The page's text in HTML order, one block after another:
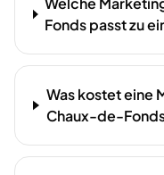
Fonds passt zu
Was kostet eine
Chaux-de-